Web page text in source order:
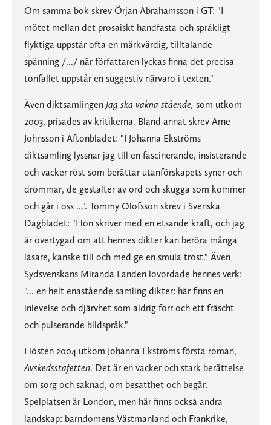
Om samma bok skrev Örjan Abrahamsson i GT: "I
mötet mellan det prosaiskt handfasta och språkligt
flyktiga uppstår ofta en märkvärdig, tilltalande
spänning /.../ när författaren lyckas finna det precisa
tonfallet uppstår en suggestiv närvaro i texten."
Även diktsamlingen Jag ska vakna stående, som utkom
2003, prisades av kritikerna. Bland annat skrev Arne
Johnsson i Aftonbladet: "I Johanna Ekströms
diktsamling lyssnar jag till en fascinerande, insisterande
och vacker röst som berättar utanförskapets syner och
drömmar, de gestalter av ord och skugga som kommer
och går i oss ...". Tommy Olofsson skrev i Svenska
Dagbladet: "Hon skriver med en etsande kraft, och jag
är övertygad om att hennes dikter kan beröra många
läsare, kanske till och med ge en smula tröst." Även
Sydsvenskans Miranda Landen lovordade hennes verk:
"... en helt enastående samling dikter: här finns en
inlevelse och djärvhet som aldrig förr och ett fräscht
och pulserande bildspråk."
Hösten 2004 utkom Johanna Ekströms första roman,
Avskedsstafetten. Det är en vacker och stark berättelse
om sorg och saknad, om besatthet och begär.
Spelplatsen är London, men här finns också andra
landskap: barndomens Västmanland och Frankrike,